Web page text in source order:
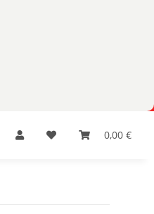
0,00 €
Herrnhuter Sterne